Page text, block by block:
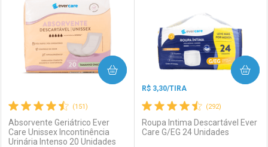
Laboratório
Por Menos
(151)
Absorvente Geriátrico Ever
Care Unissex Incontinência
Urinária Intenso 20 Unidades
COMPRAR
(292)
R$ 3,30/TIRA
Roupa Intima Descartável Ever
Care G/EG 24 Unidades
COMPRAR